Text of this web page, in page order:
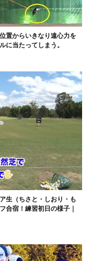
置からいきなり遠心力を
に当たってしまう。
生（ちさと・しおり・も
合宿！練習初日の様子｜